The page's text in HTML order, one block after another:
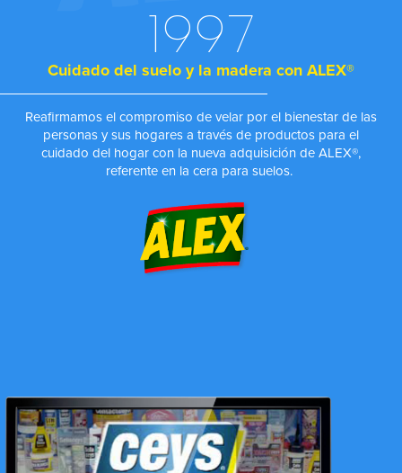
1997
Cuidado del suelo y la madera con ALEX®
Reafirmamos el compromiso de velar por el bienestar de las
personas y sus hogares a través de productos para el
cuidado del hogar con la nueva adquisición de ALEX®,
referente en la cera para suelos.